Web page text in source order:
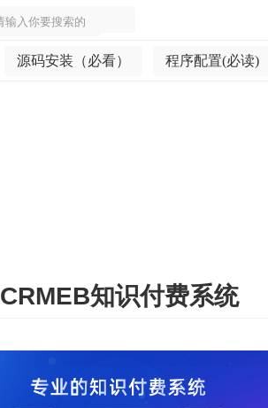
源码安装（必看） 程序配置(必读)
CRMEB知识付费系统